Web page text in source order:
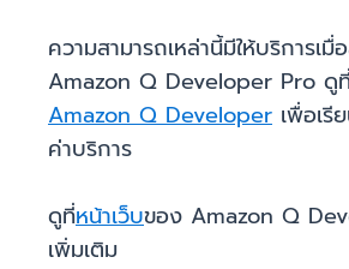
ความสามารถเหล่านี้มีให้บริการเ
Amazon Q Developer Pro ดู
Amazon Q Developer เพื่อเรี
ค่าบริการ
ดูที่หน้าเว็บของ Amazon Q
เพิ่มเติม